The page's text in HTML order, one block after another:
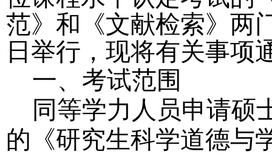
范》和《文献检索》两
日举行，现将有关事项
一、考试范围
同等学力人员申请硕
的《研究生科学道德与